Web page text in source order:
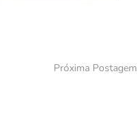
Próxima Postagem